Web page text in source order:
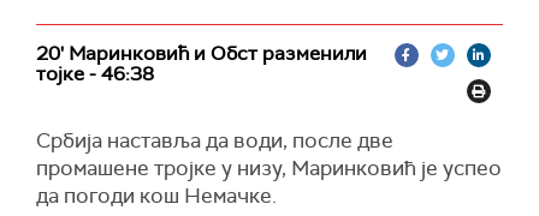
20' Маринковић и Обст разменили
тојке - 46:38
Србија наставља да води, после две
промашене тројке у низу, Маринковић је успео
да погоди кош Немачке.